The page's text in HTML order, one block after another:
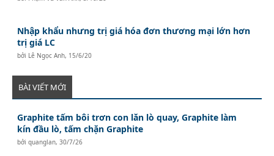
Nhập khẩu nhưng trị giá hóa đơn thương mại lớn hơn
trị giá LC
bởi Lê Ngọc Anh, 15/6/20
BÀI VIẾT MỚI
Graphite tấm bôi trơn con lăn lò quay, Graphite làm
kín đầu lò, tấm chặn Graphite
bởiquanglan,30/7/26